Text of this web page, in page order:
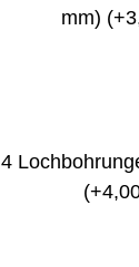
mm)
4